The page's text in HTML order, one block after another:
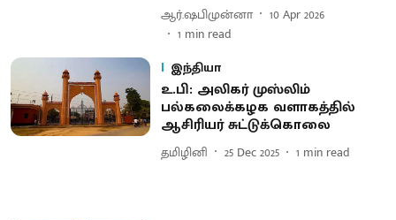
ஆர்.ஷபிமுன்னா
10 Apr 2026
1 min read
இந்தியா
உ.பி: அலிகர் முஸ்லிம்
பல்கலைக்கழக வளாகத்தில்
ஆசிரியர் சுட்டுக்கொலை
தமிழினி 25 Dec 2025 1 min read